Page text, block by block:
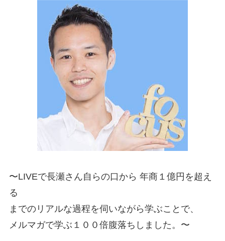
〜LIVEで長瀬さん自らの口から 年商１億円を超え
る
までのリアルな過程を伺いながら学ぶことで、
メルマガで学ぶ１００倍腹落ちしました。〜